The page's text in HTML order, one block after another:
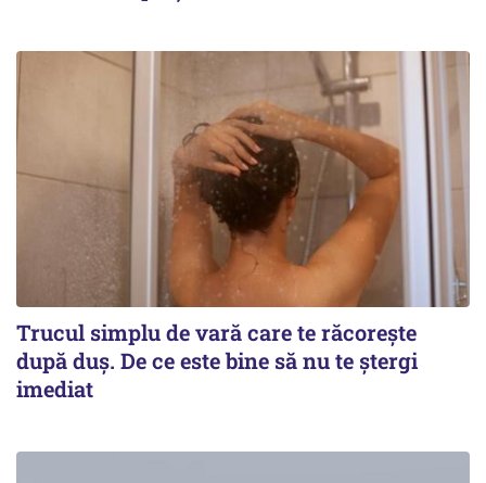
Trucul simplu de vară care te răcorește
după duș. De ce este bine să nu te ștergi
imediat